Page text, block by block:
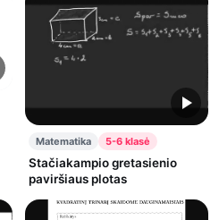
Matematika 5-6 klasė
Stačiakampio gretasienio
paviršiaus plotas